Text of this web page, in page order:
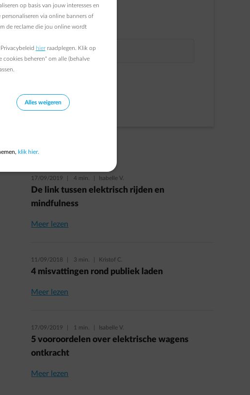
17/09/2019 4 min. Isabelle V.
De link tussen elektrisch rijden en
mindfulness
Meer lezen
11/09/2018 3 min. Kristof C.
4 misvattingen rond publiek laden
Meer lezen
17/09/2019 1 min. Isabelle V.
5 vooroordelen over elektrische wagens
ontkracht
Meer lezen
op basis van jouw interesses en
via online banners of
de reclame die jou online wordt
hierraadplegen. Klik op
cookies beheren" om alle (behalve
Alles weigeren
klik hier.